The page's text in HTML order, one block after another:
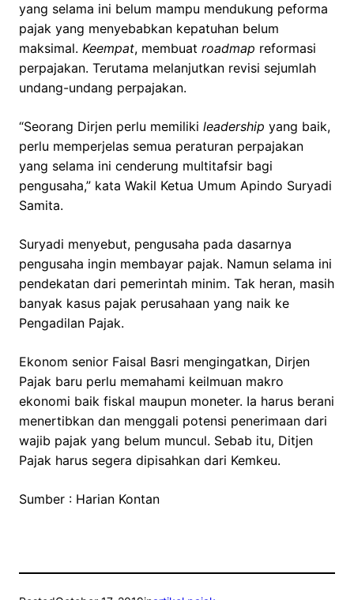
yang selama ini belum mampu mendukung peforma
pajak yang menyebabkan kepatuhan belum
maksimal. Keempat, membuat roadmap reformasi
perpajakan. Terutama melanjutkan revisi sejumlah
undang-undang perpajakan.
“Seorang Dirjen perlu memiliki leadership yang baik,
perlu memperjelas semua peraturan perpajakan
yang selama ini cenderung multitafsir bagi
pengusaha,” kata Wakil Ketua Umum Apindo Suryadi
Samita.
Suryadi menyebut, pengusaha pada dasarnya
pengusaha ingin membayar pajak. Namun selama ini
pendekatan dari pemerintah minim. Tak heran, masih
banyak kasus pajak perusahaan yang naik ke
Pengadilan Pajak.
Ekonom senior Faisal Basri mengingatkan, Dirjen
Pajak baru perlu memahami keilmuan makro
ekonomi baik fiskal maupun moneter. Ia harus berani
menertibkan dan menggali potensi penerimaan dari
wajib pajak yang belum muncul. Sebab itu, Ditjen
Pajak harus segera dipisahkan dari Kemkeu.
Sumber : Harian Kontan